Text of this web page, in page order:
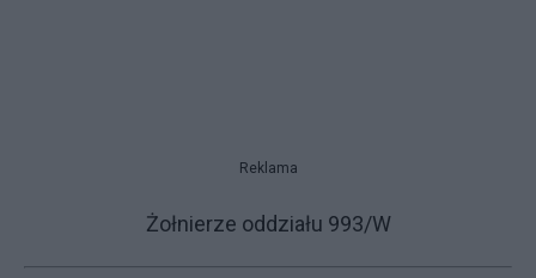
Reklama
Żołnierze oddziału 993/W